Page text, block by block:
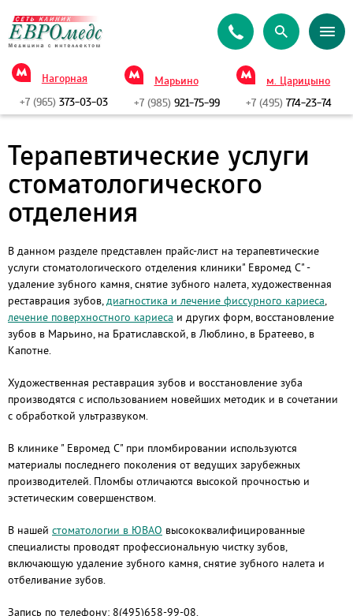
Нагорная
+7 (965) 373-03-03
Марьино
+7 (985)921-75-99
м. Царицыно
+7 (495) 774-23-74
Терапевтические услуги
стоматологического
отделения
В данном разделе представлен прайс-лист на терапевтические
услуги стоматологического отделения клиники" Евромед С" -
удаление зубного камня, снятие зубного налета, художественная
реставрация зубов,диагностика и лечение фиссурного кариеса,
лечение поверхностного кариеса и других форм, восстановление
зубов в Марьино, на Братиславской, в Люблино, в Братеево, в
Капотне.
Художественная реставрация зубов и восстановление зуба
производятся с использованием новейших методик и в сочетании
с обработкой ультразвуком.
В клинике " Евромед С" при пломбировании используются
материалы последнего поколения от ведущих зарубежных
производителей. Пломбы отличаются высокой прочностью и
эстетическим совершенством.
В нашей стоматологии в ЮВАО высококвалифицированные
специалисты проводят профессиональную чистку зубов,
включающую удаление зубного камня, снятие зубного налета и
отбеливание зубов.
Запись по телефону: 8(495)658-99-08.